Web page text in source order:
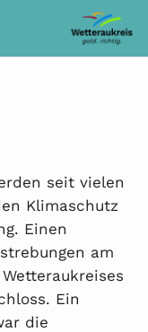
seit vielen
Klimaschutz
Einen
am
Ein
die